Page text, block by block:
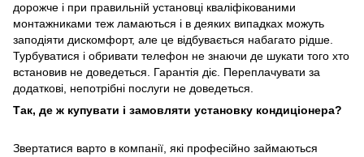
дорожче і при правильній установці кваліфікованими
монтажниками теж ламаються і в деяких випадках можуть
заподіяти дискомфорт, але це відбувається набагато рідше.
Турбуватися і обривати телефон не знаючи де шукати того хто
встановив не доведеться. Гарантія діє. Переплачувати за
додаткові, непотрібні послуги не доведеться.
Так, де ж купувати і замовляти установку кондиціонера?
Звертатися варто в компанії, які професійно займаються